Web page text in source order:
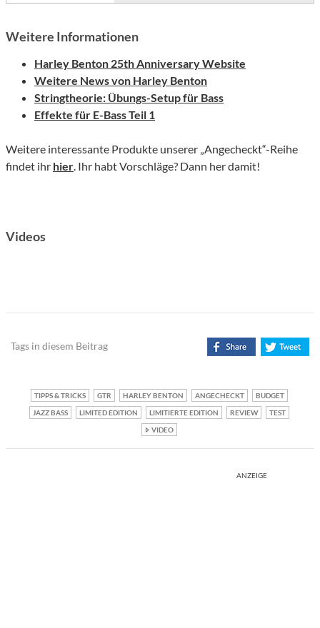
Weitere Informationen
Harley Benton 25th Anniversary Website
Weitere News von Harley Benton
Stringtheorie: Übungs-Setup für Bass
Effekte für E-Bass Teil 1
Weitere interessante Produkte unserer „Angecheckt“-Reihe
findet ihr hier . Ihr habt Vorschläge? Dann her damit!
Videos
Tags in diesem Beitrag
TIPPS & TRICKS GTR HARLEY BENTON ANGECHECKT
BUDGET
JAZZ BASS
LIMITED EDITION LIMITIERTE EDITION REVIEW
TEST
VIDEO
ANZEIGE